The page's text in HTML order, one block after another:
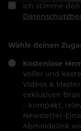
Ich stimme den
Wähle deinen
Kostenlose
Voller und
Videos &
exklusiven
– kompakt,
Newsletter-
Abmeldelink